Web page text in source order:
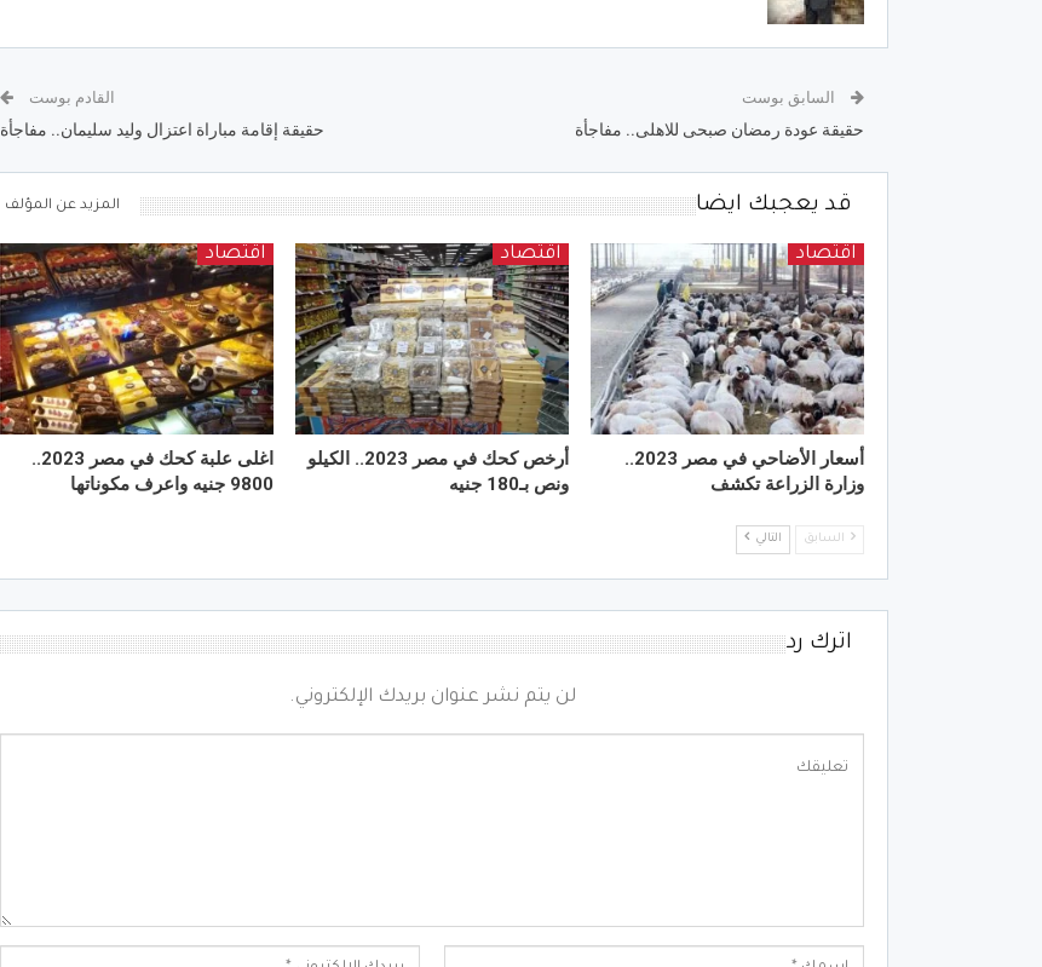
السابق بوست
حقيقة عودة رمضان صبحى للاهلى.. مفاجأة
القادم بوست
حقيقة إقامة مباراة اعتزال وليد سليمان.. مفاجأة
قد يعجبك ايضا المزيد عن المؤلف
اقتصاد
أسعار الأضاحي في مصر 2023..
وزارة الزراعة تكشف
اقتصاد
أرخص كحك في مصر 2023.. الكيلو
ونص بـ180 جنيه
اقتصاد
اغلى علبة كحك في مصر 2023..
9800 جنيه واعرف مكوناتها
السابق التالي
اترك رد
لن يتم نشر عنوان بريدك الإلكتروني.